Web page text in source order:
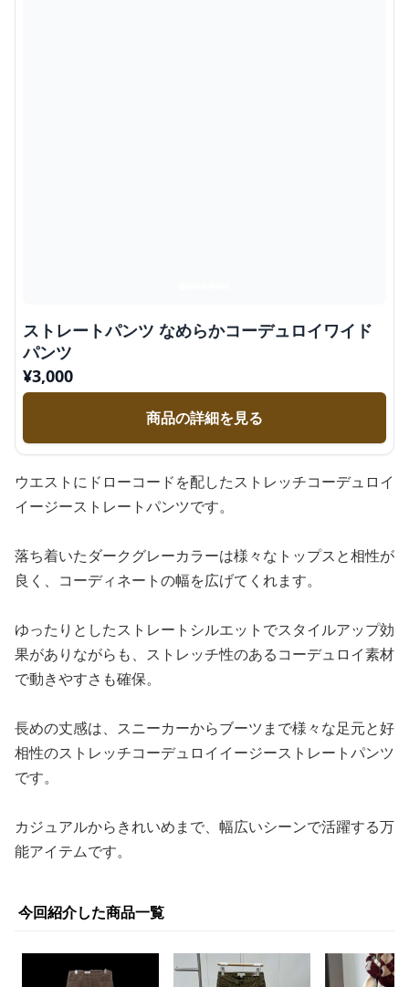
ストレートパンツ なめらかコーデュロイワイド
パンツ
¥3,000
商品の詳細を見る
ウエストにドローコードを配したストレッチコーデュロイ
イージーストレートパンツです。
落ち着いたダークグレーカラーは様々なトップスと相性が
良く、コーディネートの幅を広げてくれます。
ゆったりとしたストレートシルエットでスタイルアップ効
果がありながらも、ストレッチ性のあるコーデュロイ素材
で動きやすさも確保。
長めの丈感は、スニーカーからブーツまで様々な足元と好
相性のストレッチコーデュロイイージーストレートパンツ
です。
カジュアルからきれいめまで、幅広いシーンで活躍する万
能アイテムです。
今回紹介した商品一覧